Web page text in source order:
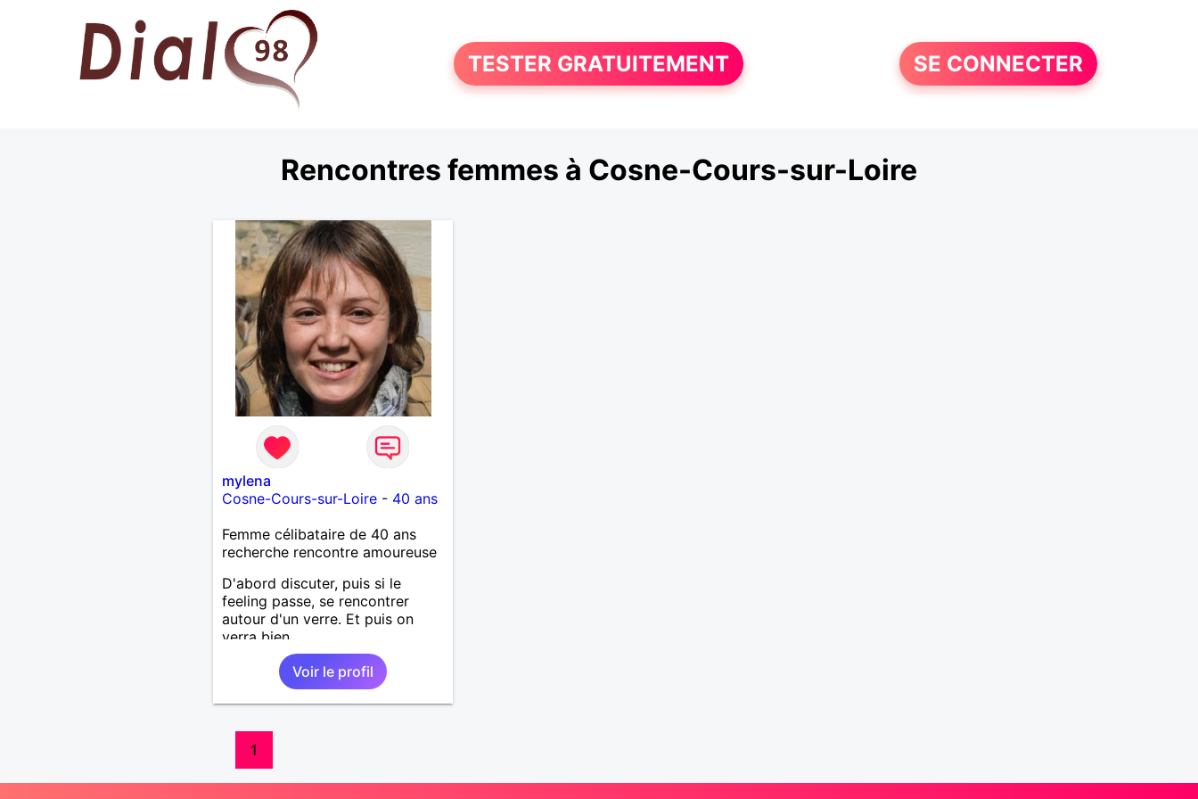
TESTER GRATUITEMENT SE CONNECTER
Rencontres femmes à Cosne-Cours-sur-Loire
mylena
Cosne-Cours-sur-Loire- 40 ans
Femme célibataire de 40 ans
recherche rencontre amoureuse
D'abord discuter, puis si le
feeling passe, se rencontrer
autour d'un verre. Et puis on
verra bien.
Voir le profil
1